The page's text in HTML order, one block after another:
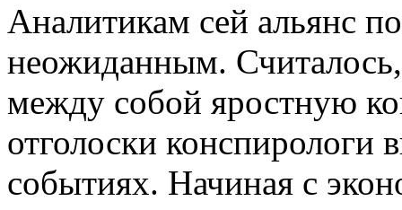
Аналитикам сей альянс
неожиданным. Считалось,
между собой яростную
отголоски
событиях. Начиная с